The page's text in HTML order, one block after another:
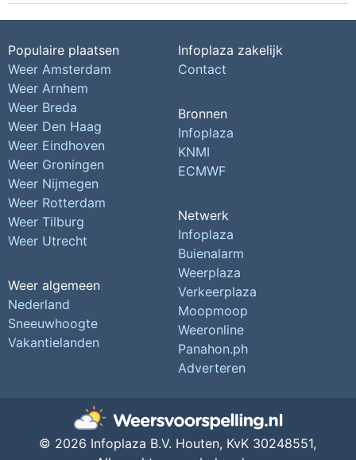
Populaire plaatsen
Weer Amsterdam
Weer Arnhem
Weer Breda
Weer Den Haag
Weer Eindhoven
Weer Groningen
Weer Nijmegen
Weer Rotterdam
Weer Tilburg
Weer Utrecht
Weer algemeen
Nederland
Sneeuwhoogte
Vakantielanden
Infoplaza zakelijk
Contact
Bronnen
Infoplaza
KNMI
ECMWF
Netwerk
Infoplaza
Buienalarm
Weerplaza
Verkeerplaza
Moopmoop
Weeronline
Panahon.ph
Adverteren
© 2026 Infoplaza B.V. Houten, KvK 30248551,